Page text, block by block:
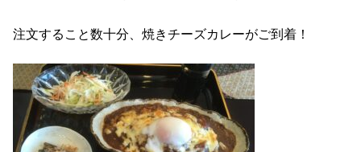
注文すること数十分、焼きチーズカレーがご到着！